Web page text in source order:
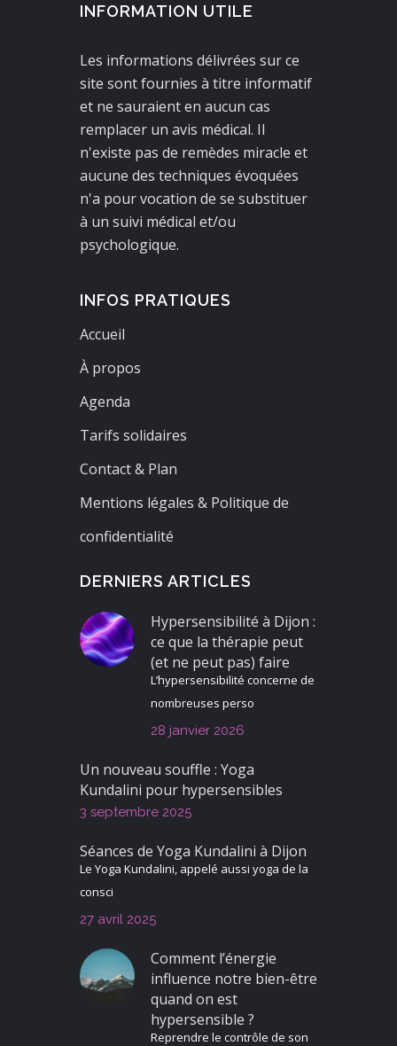
INFORMATION UTILE
Les informations délivrées sur ce
site sont fournies à titre informatif
et ne sauraient en aucun cas
remplacer un avis médical. Il
n'existe pas de remèdes miracle et
aucune des techniques évoquées
n'a pour vocation de se substituer
à un suivi médical et/ou
psychologique.
INFOS PRATIQUES
Accueil
À propos
Agenda
Tarifs solidaires
Contact & Plan
Mentions légales & Politique de
confidentialité
DERNIERS ARTICLES
Hypersensibilité à Dijon :
ce que la thérapie peut
(et ne peut pas) faire
L’hypersensibilité concerne de
nombreuses perso
28 janvier 2026
Un nouveau souffle : Yoga
Kundalini pour hypersensibles
3 septembre 2025
Séances de Yoga Kundalini à Dijon
Le Yoga Kundalini, appelé aussi yoga de la
consci
27 avril 2025
Comment l’énergie
influence notre bien-être
quand on est
hypersensible ?
Reprendre le contrôle de son